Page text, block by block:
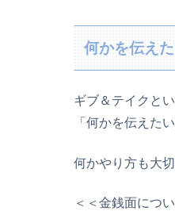
何かを伝えた
ギブ＆テイクと
「何かを伝えた
何かやり方も大
＜＜金銭面につ